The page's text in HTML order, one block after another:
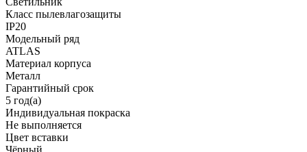
Класс пылевлагозащиты
IP20
Модельный ряд
ATLAS
Материал корпуса
Металл
Гарантийный срок
5 год(а)
Индивидуальная покраска
Не выполняется
Цвет вставки
Чёрный